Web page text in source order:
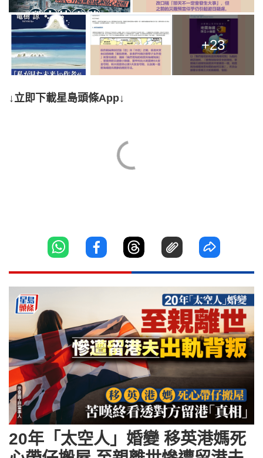
+23
↓立即下載星島頭條App↓
20年「太空人」婚變 移英港媽死